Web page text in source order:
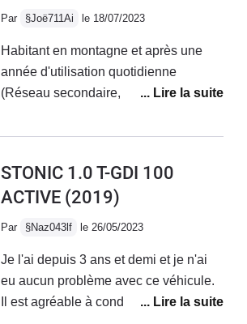
Par §Joë711Ai le 18/07/2023
Habitant en montagne et après une
année d'utilisation quotidienne
(Réseau secondaire, autoroute et
cette Stonic est une excellente auto
trouveront "mollassons" mais il faut
comparer ce qui peut l'être face à la
pu le lire ici (?!) , au pire et en tirant
vraiment sur les rapports pour rentrer à
la maison avec 8 km de virages en
STONIC 1.0 T-GDI 100
ACTIVE (2019)
Par §Naz043lf le 26/05/2023
Je l'ai depuis 3 ans et demi et je n'ai
eu aucun problème avec ce véhicule.
Il est agréable à conduire, le moteur